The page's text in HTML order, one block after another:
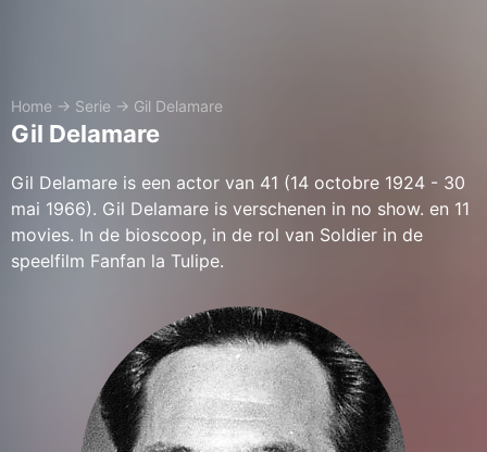
Home → Serie → Gil Delamare
Gil Delamare
Gil Delamare is een actor van 41 (14 octobre 1924 - 30
mai 1966). Gil Delamare is verschenen in no show. en 11
movies. In de bioscoop, in de rol van Soldier in de
speelfilm Fanfan la Tulipe.